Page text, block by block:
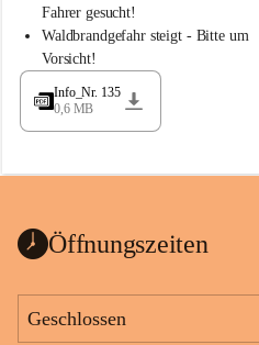
a
d
l
a
Fahrer gesucht!
Waldbrandgefahr steigt - Bitte um
Vorsicht!
Info_Nr. 135
0,6 MB
Öffnungszeiten
Geschlossen